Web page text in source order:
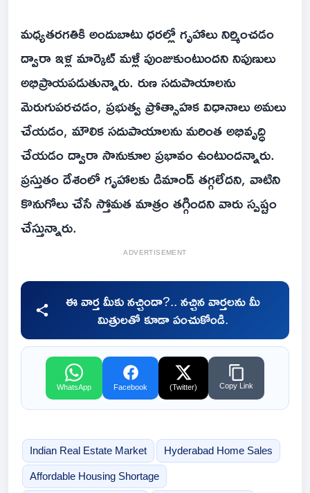
మధ్యతరగతికి అందుబాటు ధరల్లో గృహాలు నిర్మించడం
ద్వారా ఇళ్ల మార్కెట్‌ మళ్లీ పుంజుకుంటుందని నిపుణులు
అభిప్రాయపడుతున్నారు. రుణ సదుపాయాలను
మెరుగుపరచడం, ప్రభుత్వ ప్రోత్సాహక విధానాలు అమలు
చేయడం, మౌలిక సదుపాయాలను మరింత అభివృద్ధి
చేయడం ద్వారా సానుకూల ప్రభావం ఉంటుందన్నారు.
ప్రస్తుతం దేశంలో గృహాలకు డిమాండ్‌ తగ్గలేదని, వాటిని
కొనుగోలు చేసే స్తోమత మాత్రం తగ్గిందని వారు స్పష్టం
చేస్తున్నారు.
ADVERTISEMENT
ఈ వార్త మీకు నచ్చిందా?.. నచ్చిన వార్తలను మీ
మిత్రులతో కూడా పంచుకోండి.
WhatsApp Facebook (Twitter) Copy Link
Indian Real Estate Market Hyderabad Home Sales
Affordable Housing Shortage